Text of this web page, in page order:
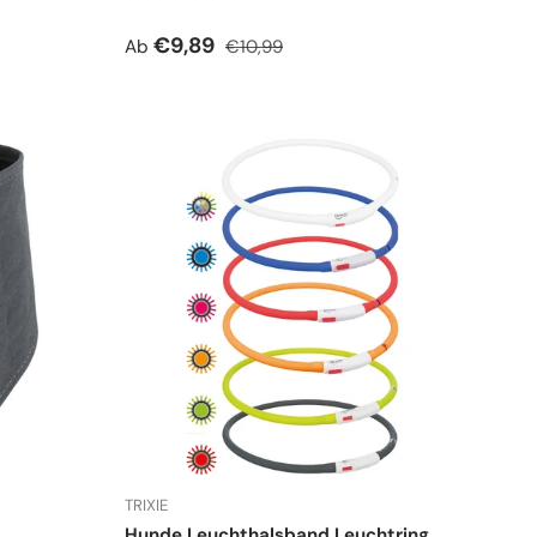
Verkaufspreis
Ab €9,89 Normaler Preis
€10,99
TRIXIE